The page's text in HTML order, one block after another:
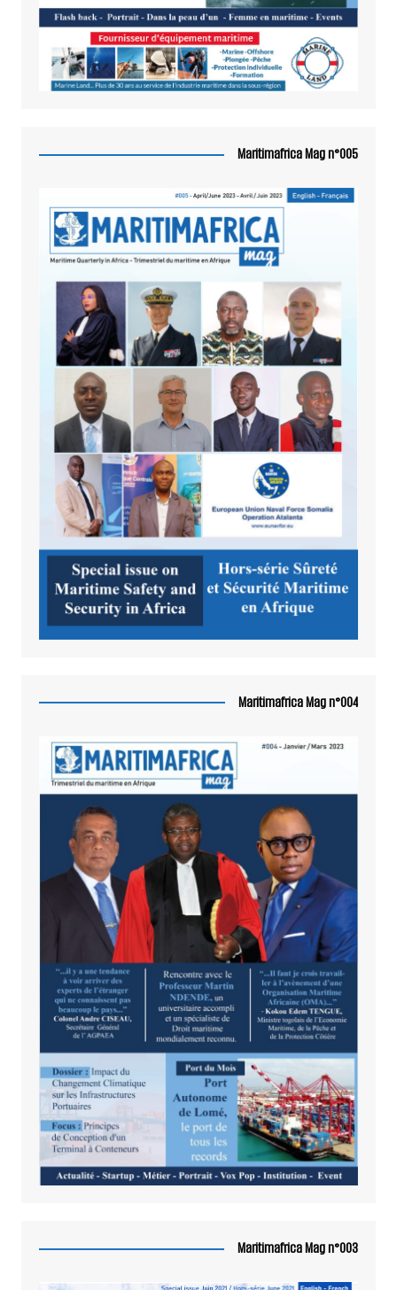
Maritimafrica Mag n°005
Maritimafrica Mag n°004
Maritimafrica Mag n°003